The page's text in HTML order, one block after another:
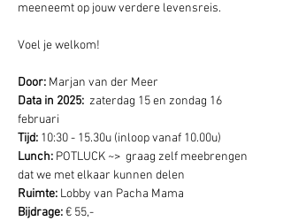
meeneemt op jouw verdere levensreis.
Voel je welkom!
Door: Marjan van der Meer
Data in 2025: zaterdag 15 en zondag 16
februari
Tijd: 10:30 - 15.30u (inloop vanaf 10.00u)
Lunch: POTLUCK ~>  graag zelf meebrengen
dat we met elkaar kunnen delen
Ruimte: Lobby van Pacha Mama
Bijdrage: € 55,-